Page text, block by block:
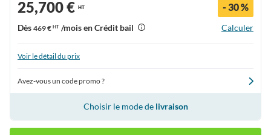
25,700 € HT - 30 %
Dès 469 € HT /mois en Crédit bail Calculer
Voir le détail du prix
Avez-vous un code promo ?
Choisir le mode de livraison